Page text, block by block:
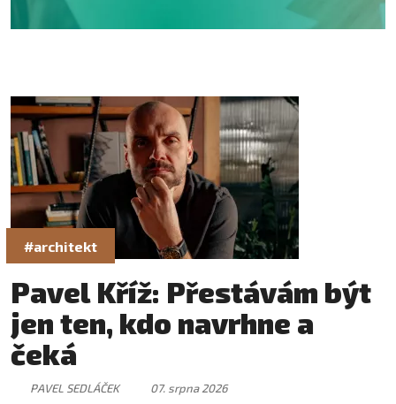
#architekt
Pavel Kříž: Přestávám být
jen ten, kdo navrhne a
čeká
PAVEL SEDLÁČEK
07. srpna 2026